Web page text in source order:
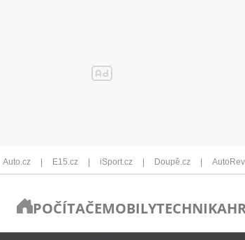
Auto.cz E15.cz iSport.cz Doupě.cz
POČÍTAČEMOBILYTECHNIKA